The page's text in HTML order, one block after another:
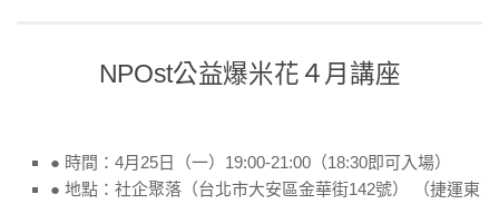
NPOst公益爆米花４月講座
● 時間：4月25日（一）19:00-21:00（18:30即可入場）
● 地點：社企聚落（台北市大安區金華街142號） （捷運東